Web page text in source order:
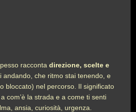
raccontadirezione, scelte e
andando, che ritmo stai tenendo, e
bloccato) nel percorso. Il significato
com’è la strada e a come ti senti
ansia, curiosità, urgenza.